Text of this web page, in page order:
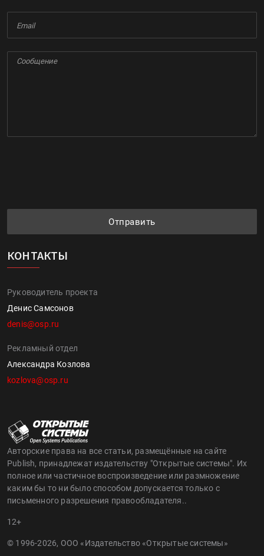
Отправить
КОНТАКТЫ
Руководитель проекта
Денис Самсонов
denis@osp.ru
Рекламный отдел
Александра Козлова
kozlova@osp.ru
Авторские права на все статьи, размещённые на сайте
Publish, принадлежат издательству "Открытые системы". Их
полное или частичное воспроизведение или размножение
каким бы то ни было способом допускается только с
письменного разрешения правообладателя..
12+
© 1996-2026, ООО «Издательство «Открытые системы»